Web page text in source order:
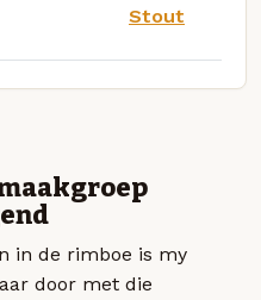
Stout
in de rimboe is my
door met die